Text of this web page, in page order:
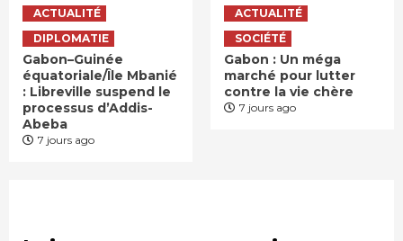
ACTUALITÉ
DIPLOMATIE
Gabon–Guinée
équatoriale/Île Mbanié
: Libreville suspend le
processus d’Addis-
Abeba
7 jours ago
ACTUALITÉ
SOCIÉTÉ
Gabon : Un méga
marché pour lutter
contre la vie chère
7 jours ago